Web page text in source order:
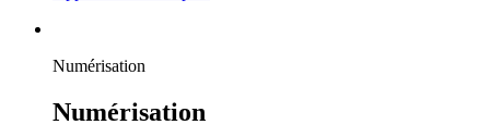
Numérisation
Numérisation